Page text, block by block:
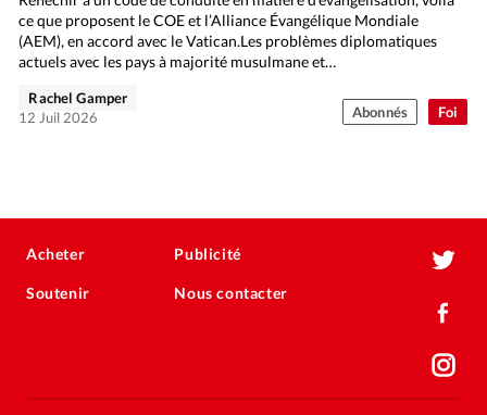
Foi
ce que proposent le COE et l’Alliance Évangélique Mondiale
(AEM), en accord avec le Vatican.Les problèmes diplomatiques
actuels avec les pays à majorité musulmane et…
Rachel Gamper
12 Juil 2026
Abonnés
Acheter
Soutenir
Publicité
Nous contacter